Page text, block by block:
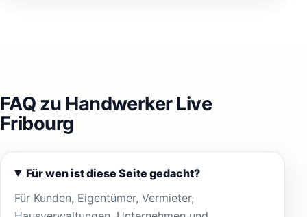
FAQ zu Handwerker Live
Fribourg
Für wen ist diese Seite gedacht?
Für Kunden, Eigentümer, Vermieter,